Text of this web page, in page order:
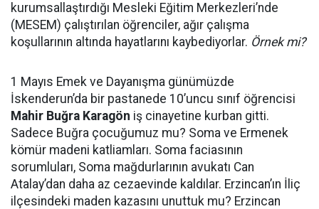
kurumsallaştırdığı Mesleki Eğitim Merkezleri’nde
(MESEM) çalıştırılan öğrenciler, ağır çalışma
koşullarının altında hayatlarını kaybediyorlar. Örnek mi?
1 Mayıs Emek ve Dayanışma günümüzde
İskenderun’da bir pastanede 10’uncu sınıf öğrencisi
Mahir Buğra Karagön iş cinayetine kurban gitti.
Sadece Buğra çocuğumuz mu? Soma ve Ermenek
kömür madeni katliamları. Soma faciasının
sorumluları, Soma mağdurlarının avukatı Can
Atalay’dan daha az cezaevinde kaldılar. Erzincan’ın İliç
ilçesindeki maden kazasını unuttuk mu? Erzincan